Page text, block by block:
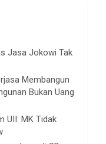
Jasa Jokowi Tak
Membangun
Bukan Uang
UII: MK Tidak